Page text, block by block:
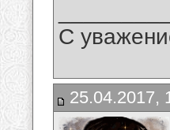
С
25.04.2017,